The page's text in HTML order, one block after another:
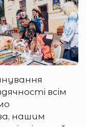
всім
нашим